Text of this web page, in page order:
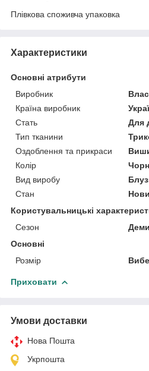
Плівкова споживча упаковка
Характеристики
Основні атрибути
Виробник
Країна виробник
Стать
Для
Тип тканини
Оздоблення та прикраси
Колір
Вид виробу
Стан
Користувальницькі
Сезон
Основні
Розмір
Приховати
Умови доставки
Нова Пошта
Укрпошта